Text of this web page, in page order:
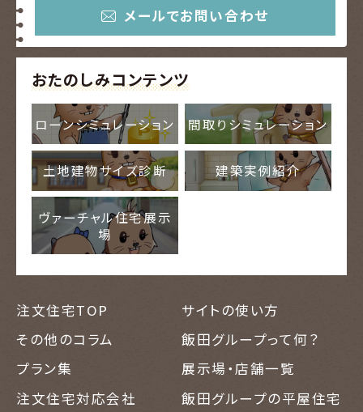
メールでお問い合わせ
おたのしみコンテンツ
ローンシミュレーション 間取りシミュレーション
土地建物サイズ診断 建築実例紹介
ヴァーチャル住宅展示
場
注文住宅TOP
サイトの使い方
その他のコラム
飯田グループって何？
プラン集
展示場・店舗一覧
注文住宅対応会社
飯田グループの平屋住宅